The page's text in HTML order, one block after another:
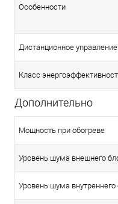
Особенности
Дистанционное управление
Класс
Дополнительно
Мощность при обогреве
Уровень шума внешнего
Уровень шума внутреннего